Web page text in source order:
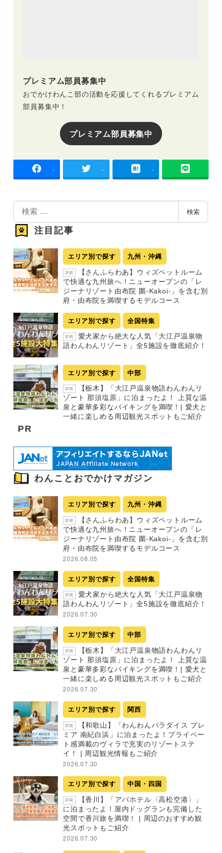
プレミアム部員募集中
おでかけわんこ部の活動を応援してくれるプレミアム
部員募集中！
プレミアム部員募集中
- - -
索
検索
注目記事
エリア別で探す 九州・沖縄
PR
【さんふらわあ】ウィズペットルーム
で快適な九州旅へ！ニューオープンの「レ
ジーナリゾート由布院 圍-Kakoi-」を含む別
府・由布院を満喫するモデルコース
エリア別で探す 全国特集
PR
愛犬家から絶大な人気「大江戸温泉物
語わんわんリゾート」全5施設を徹底紹介！
エリア別で探す 中部
PR
【栃木】「大江戸温泉物語わんわんリ
ゾート 那須塩原」に泊まったよ！ 上質な温
泉と豪華多彩なバイキングを満喫！| 愛犬と
一緒に楽しめる周辺観光スポットもご紹介
PR
わんことおでかけマガジン
エリア別で探す 九州・沖縄
PR
【さんふらわあ】ウィズペットルーム
で快適な九州旅へ！ニューオープンの「レ
ジーナリゾート由布院 圍-Kakoi-」を含む別
府・由布院を満喫するモデルコース
2026.08.05
エリア別で探す 全国特集
PR
愛犬家から絶大な人気「大江戸温泉物
語わんわんリゾート」全5施設を徹底紹介！
2026.07.30
エリア別で探す 中部
PR
【栃木】「大江戸温泉物語わんわんリ
ゾート 那須塩原」に泊まったよ！ 上質な温
泉と豪華多彩なバイキングを満喫！| 愛犬と
一緒に楽しめる周辺観光スポットもご紹介
2026.07.30
エリア別で探す 関西
PR
【和歌山】「わんわんパラダイス プレ
ミア 南紀白浜」に泊まったよ！プライベー
ト感満載のヴィラで充実のリゾートステ
イ！ | 周辺観光情報もご紹介
2026.07.30
エリア別で探す 中国・四国
PR
【香川】「アパホテル〈高松空港〉」
に泊まったよ！屋内ドッグランも完備した
空間で香川旅を満喫！ | 周辺のおすすめ観
光スポットもご紹介
2026.07.30